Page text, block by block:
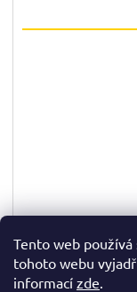
Tento web
tohoto webu
informací zde.